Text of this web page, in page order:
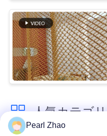
品
質
管
連
人気カテゴリ
Pearl Zhao